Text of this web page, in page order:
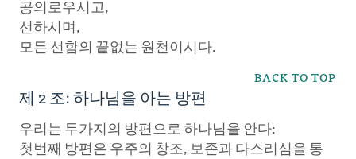
공의로우시고,
선하시며,
모든 선함의 끝없는 원천이시다.
BACK TO TOP
제 2 조: 하나님을 아는 방편
우리는 두가지의 방편으로 하나님을 안다:
첫번째 방편은 우주의 창조, 보존과 다스리심을 통